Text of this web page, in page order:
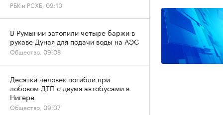
РБК и РСХБ, 09:10
В Румынии затопили четыре баржи в
рукаве Дуная для подачи воды на АЭС
Общество, 09:08
Десятки человек погибли при
лобовом ДТП с двумя автобусами в
Нигере
Общество, 09:07